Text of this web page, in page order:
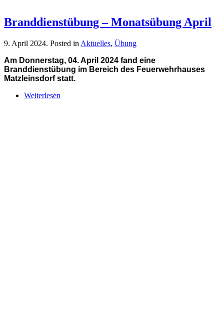
Branddienstübung – Monatsübung April
9. April 2024. Posted in Aktuelles, Übung
Am Donnerstag, 04. April 2024 fand eine
Branddienstübung im Bereich des Feuerwehrhauses
Matzleinsdorf statt.
Weiterlesen